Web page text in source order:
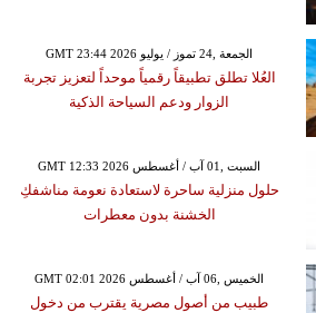
GMT 23:44 2026 الجمعة ,24 تموز / يوليو
العُلا تطلق تطبيقاً رقمياً موحداً لتعزيز تجربة
الزوار ودعم السياحة الذكية
GMT 12:33 2026 السبت ,01 آب / أغسطس
حلول منزلية ساحرة لاستعادة نعومة مناشفكِ
الخشنة بدون معطرات
GMT 02:01 2026 الخميس ,06 آب / أغسطس
طبيب من أصول مصرية يقترب من دخول